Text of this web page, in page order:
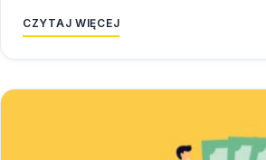
CZYTAJ WIĘCEJ